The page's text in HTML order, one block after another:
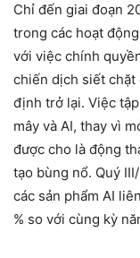
Chỉ đến giai đoạn
trong các hoạt
với việc chính
chiến dịch siết chặt
định trở lại. Việc
mây và AI, thay vì
được cho là động
tạo bùng nổ. Quý
các sản phẩm AI
% so với cùng kỳ